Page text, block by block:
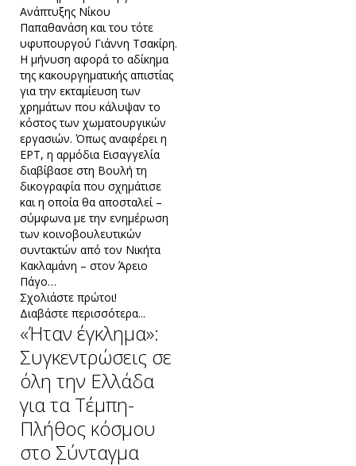
Ανάπτυξης Νίκου
Παπαθανάση και του τότε
υφυπουργού Γιάννη Τσακίρη.
Η μήνυση αφορά το αδίκημα
της κακουργηματικής απιστίας
για την εκταμίευση των
χρημάτων που κάλυψαν το
κόστος των χωματουργικών
εργασιών. Όπως αναφέρει η
ΕΡΤ, η αρμόδια Εισαγγελία
διαβίβασε στη Βουλή τη
δικογραφία που σχημάτισε
και η οποία θα αποσταλεί –
σύμφωνα με την ενημέρωση
των κοινοβουλευτικών
συντακτών από τον Νικήτα
Κακλαμάνη – στον Άρειο
Πάγο…
Σχολιάστε πρώτοι!
Διαβάστε περισσότερα...
«Ήταν έγκλημα»:
Συγκεντρώσεις σε
όλη την Ελλάδα
για τα Τέμπη-
Πλήθος κόσμου
στο Σύνταγμα